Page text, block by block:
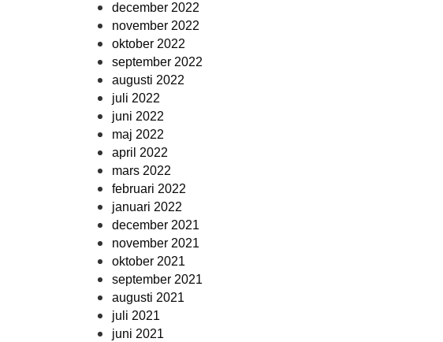
december 2022
november 2022
oktober 2022
september 2022
augusti 2022
juli 2022
juni 2022
maj 2022
april 2022
mars 2022
februari 2022
januari 2022
december 2021
november 2021
oktober 2021
september 2021
augusti 2021
juli 2021
juni 2021